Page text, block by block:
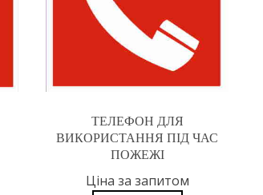
ТЕЛЕФОН ДЛЯ
ВИКОРИСТАННЯ ПІД ЧАС
ПОЖЕЖІ
Ціна за запитом